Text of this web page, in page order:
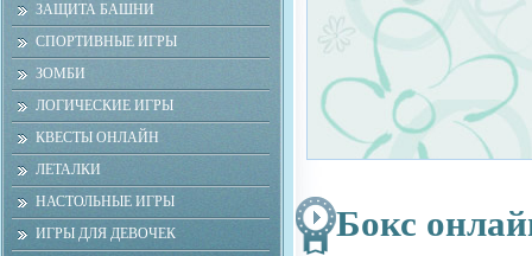
ЗАЩИТА БАШНИ
СПОРТИВНЫЕ ИГРЫ
ЗОМБИ
ЛОГИЧЕСКИЕ ИГРЫ
КВЕСТЫ ОНЛАЙН
ЛЕТАЛКИ
НАСТОЛЬНЫЕ ИГРЫ
ИГРЫ ДЛЯ ДЕВОЧЕК
Бокс